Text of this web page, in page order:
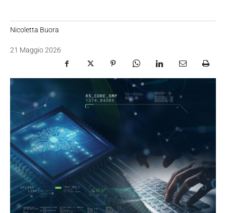
Nicoletta Buora
21 Maggio 2026